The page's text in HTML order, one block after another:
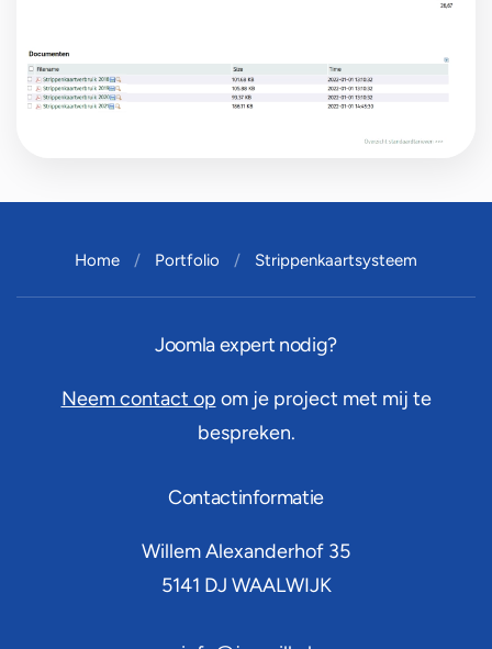
Home Portfolio Strippenkaartsysteem
Joomla expert nodig?
Neem contact op om je project met mij te
bespreken.
Contactinformatie
Willem Alexanderhof 35
5141 DJ WAALWIJK